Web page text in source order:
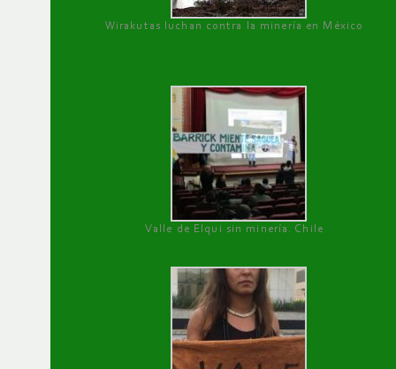
Wirakutas luchan contra la minería en México
Valle de Elqui sin minería. Chile